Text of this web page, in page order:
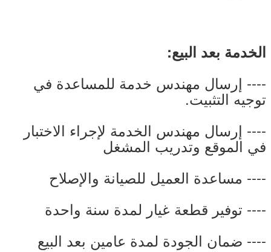
الخدمة بعد البيع:
---- إرسال مهندس خدمة للمساعدة في
توجيه التثبيت.
---- إرسال مهندس الخدمة لإجراء الاختبار
في الموقع وتدريب المشغل
---- مساعدة العميل للصيانة والإصلاح
---- توفير قطعة غيار لمدة سنة واحدة
---- ضمان الجودة لمدة عامين بعد البيع